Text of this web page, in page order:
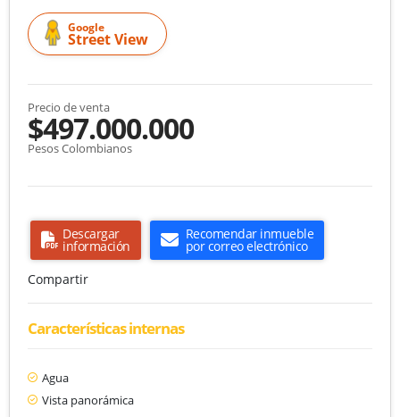
Google
Street View
Precio de venta
$497.000.000
Pesos Colombianos
Descargar
información
Recomendar inmueble
por correo electrónico
Compartir
Características internas
Agua
Vista panorámica